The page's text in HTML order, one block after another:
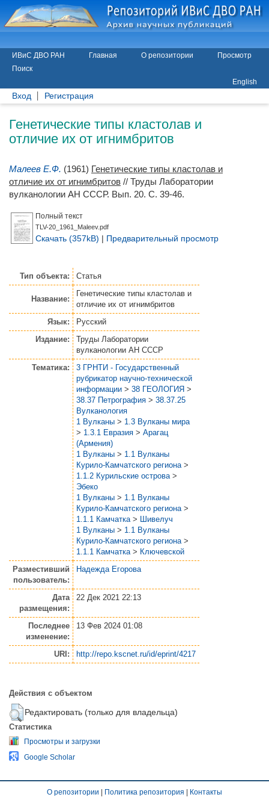
ИВиС ДВО РАН Главная О репозитории
Просмотр
Поиск
English
Вход Регистрация
Генетические типы кластолав и
отличие их от игнимбритов
Малеев Е.Ф. (1961) Генетические типы кластолав и
отличие их от игнимбритов // Труды Лаборатории
вулканологии АН СССР. Вып. 20. С. 39-46.
Полный текст
TLV-20_1961_Maleev.pdf
Скачать (357kB) | Предварительный просмотр
Тип объекта: Статья
Название:
Генетические типы кластолав и
отличие их от игнимбритов
Язык:
Русский
Издание:
Труды Лаборатории
вулканологии АН СССР
Тематика:
3 ГРНТИ - Государственный
рубрикатор научно-технической
информации > 38 ГЕОЛОГИЯ >
38.37 Петрография > 38.37.25
Вулканология
1 Вулканы > 1.3 Вулканы мира
> 1.3.1 Евразия > Арагац
(Армения)
1 Вулканы > 1.1 Вулканы
Курило-Камчатского региона >
1.1.2 Курильские острова >
Эбеко
1 Вулканы > 1.1 Вулканы
Курило-Камчатского региона >
1.1.1 Камчатка > Шивелуч
1 Вулканы > 1.1 Вулканы
Курило-Камчатского региона >
1.1.1 Камчатка > Ключевской
Разместивший
пользователь:
Надежда Егорова
Дата
размещения:
22 Дек 2021 22:13
Последнее
изменение:
13 Фев 2024 01:08
URI: http://repo.kscnet.ru/id/eprint/4217
Действия с объектом
Редактировать (только для владельца)
Статистика
Просмотры и загрузки
Google Scholar
О репозитории | Политика репозитория | Контакты